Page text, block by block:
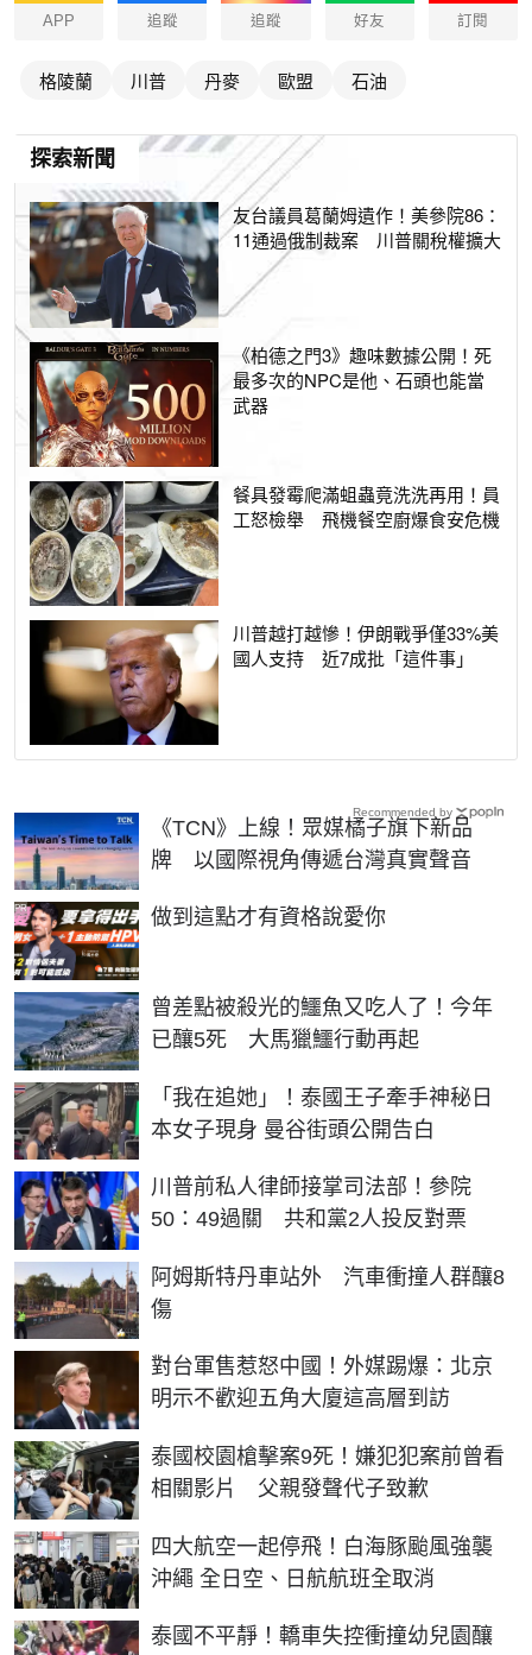
APP 追蹤 追蹤 好友 訂閱
格陵蘭 川普 丹麥 歐盟 石油
探索新聞
友台議員葛蘭姆遺作！美參院86：
11通過俄制裁案 川普關稅權擴大
《柏德之門3》趣味數據公開！死
最多次的NPC是他、石頭也能當
武器
餐具發霉爬滿蛆蟲竟洗洗再用！員
工怒檢舉 飛機餐空廚爆食安危機
川普越打越慘！伊朗戰爭僅33%美
國人支持 近7成批「這件事」
《TCN》上線！眾媒橘子旗下新品
牌 以國際視角傳遞台灣真實聲音
做到這點才有資格說愛你
PR
曾差點被殺光的鱷魚又吃人了！今年
已釀5死 大馬獵鱷行動再起
「我在追她」！泰國王子牽手神秘日
本女子現身 曼谷街頭公開告白
川普前私人律師接掌司法部！參院
50：49過關 共和黨2人投反對票
阿姆斯特丹車站外 汽車衝撞人群釀8
傷
對台軍售惹怒中國！外媒踢爆：北京
明示不歡迎五角大廈這高層到訪
泰國校園槍擊案9死！嫌犯犯案前曾看
相關影片 父親發聲代子致歉
四大航空一起停飛！白海豚颱風強襲
沖繩 全日空、日航航班全取消
泰國不平靜！轎車失控衝撞幼兒園釀
Recommended by